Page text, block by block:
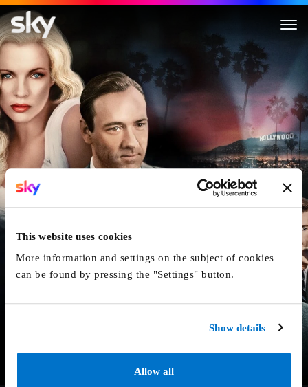
This website uses cookies
More information and settings on the subject of cookies
can be found by pressing the "Settings" button.
Show details
Allow all
L.A. Confidential